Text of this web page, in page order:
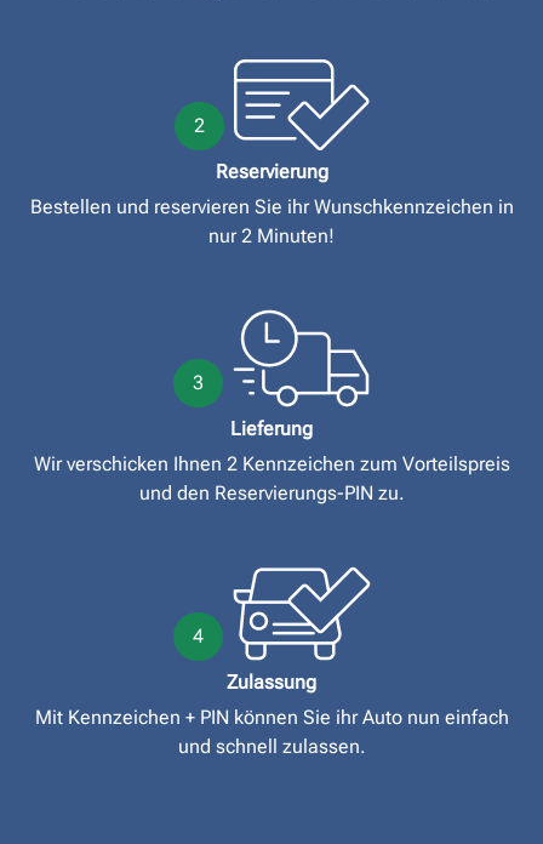
2
Reservierung
Bestellen und reservieren Sie ihr Wunschkennzeichen in
nur 2 Minuten!
3
Lieferung
Wir verschicken Ihnen 2 Kennzeichen zum Vorteilspreis
und den Reservierungs-PIN zu.
4
Zulassung
Mit Kennzeichen + PIN können Sie ihr Auto nun einfach
und schnell zulassen.